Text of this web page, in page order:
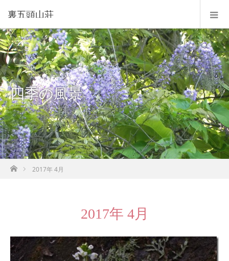
裏五頭山荘
四季の風景
ホーム2017年 4月
2017年 4月